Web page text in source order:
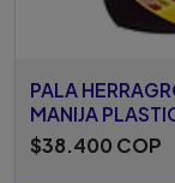
PALA
MANIJA
$38.400 COP